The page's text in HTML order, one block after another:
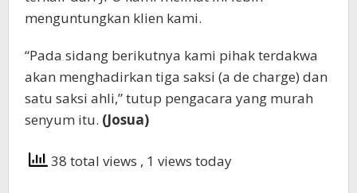
menguntungkan klien kami.
“Pada sidang berikutnya kami pihak terdakwa
akan menghadirkan tiga saksi (a de charge) dan
satu saksi ahli,” tutup pengacara yang murah
senyum itu. (Josua)
38 total views , 1 views today